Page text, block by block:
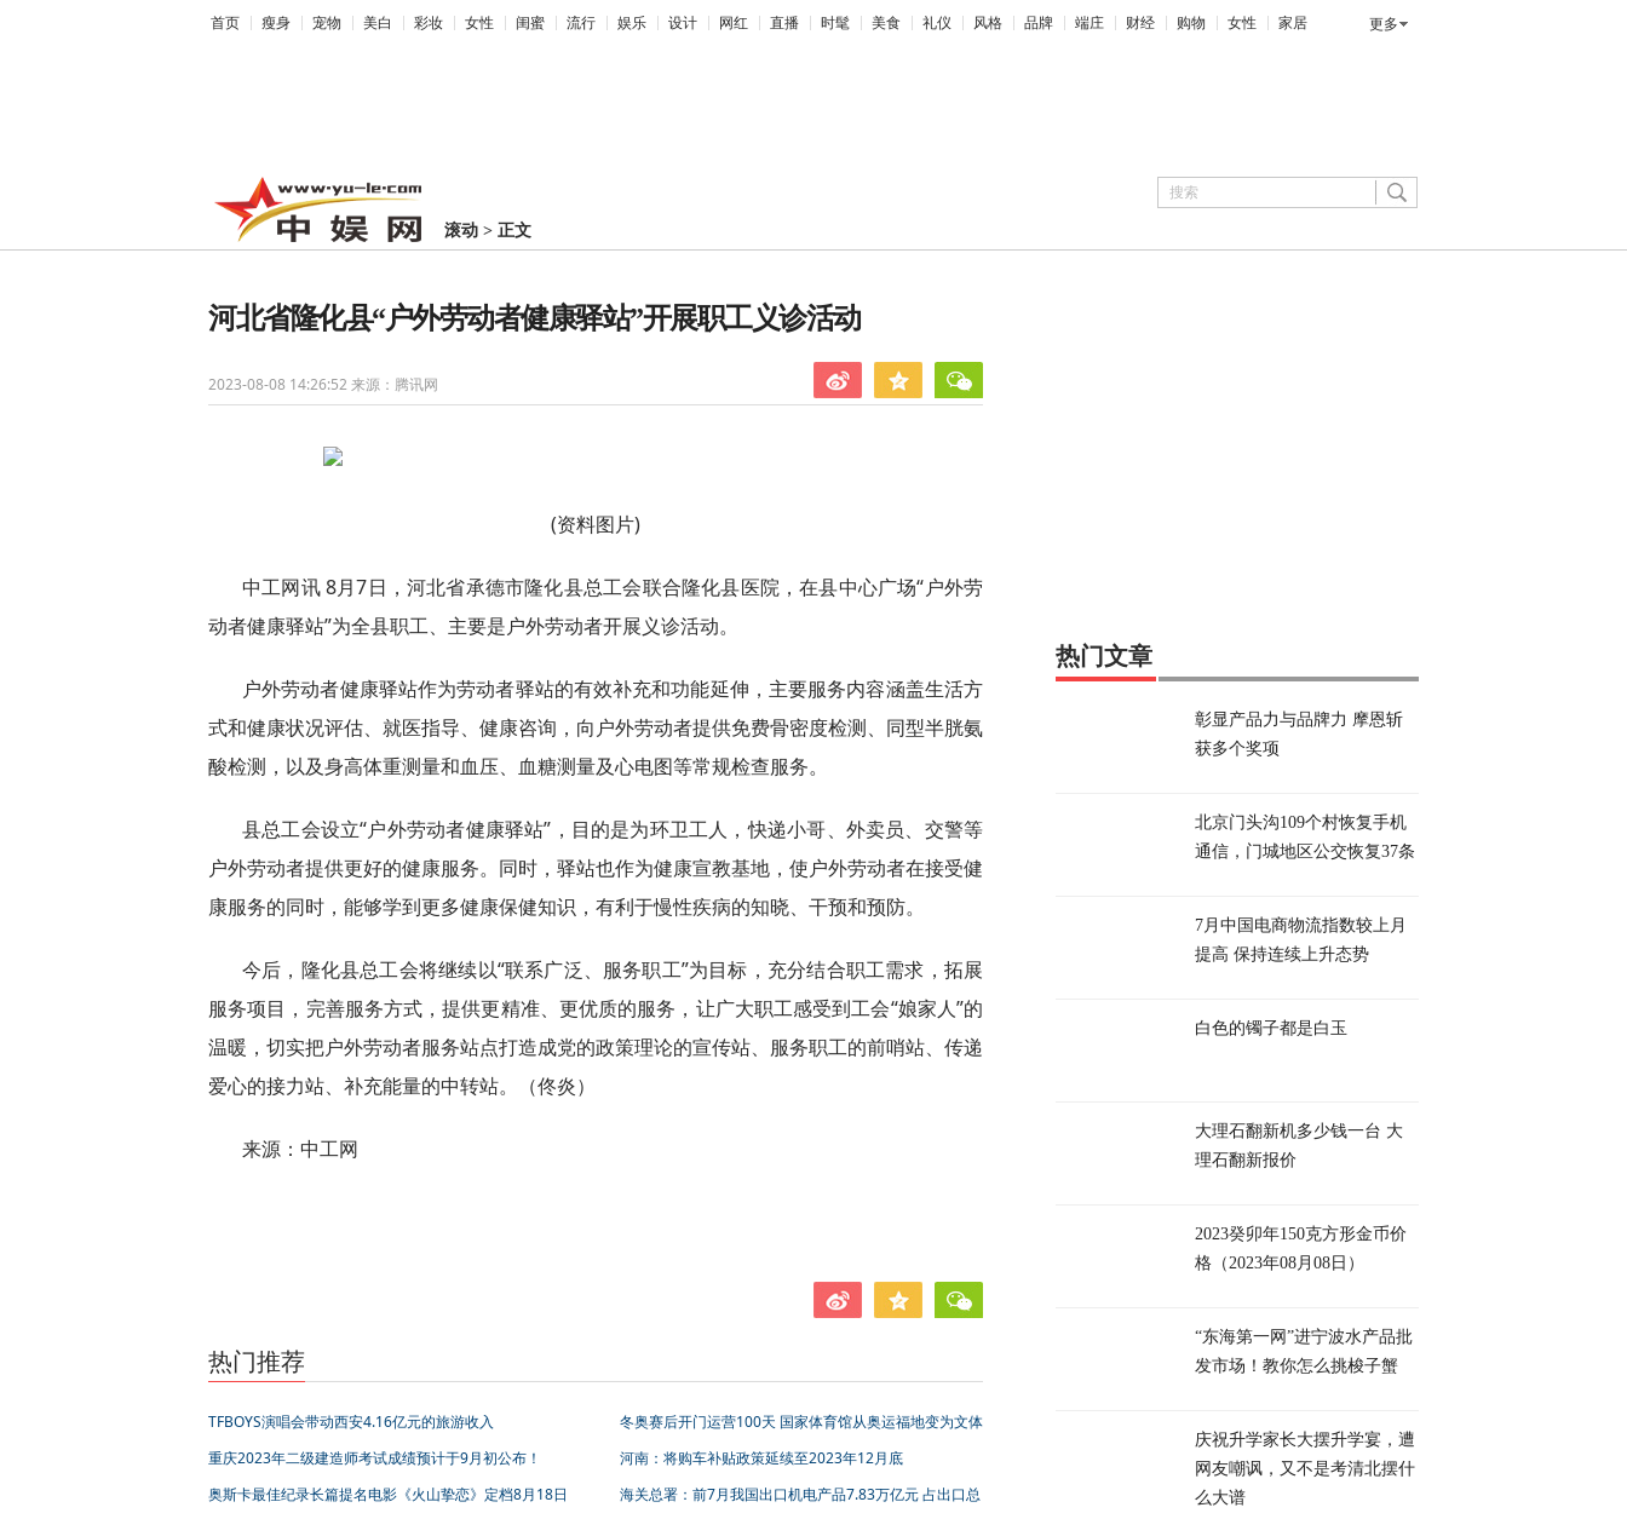
首页 瘦身 宠物 美白 彩妆 女性 闺蜜 流行 娱乐 设计 网红 直播 时髦 美食 礼仪 风格 品牌 端庄 财经 购物 女性 家居 更多
滚动 > 正文
河北省隆化县“户外劳动者健康驿站”开展职工义诊活动
2023-08-08 14:26:52 来源：腾讯网
(资料图片)
中工网讯 8月7日，河北省承德市隆化县总工会联合隆化县医院，在县中心广场“户外劳
动者健康驿站”为全县职工、主要是户外劳动者开展义诊活动。
户外劳动者健康驿站作为劳动者驿站的有效补充和功能延伸，主要服务内容涵盖生活方
式和健康状况评估、就医指导、健康咨询，向户外劳动者提供免费骨密度检测、同型半胱氨
酸检测，以及身高体重测量和血压、血糖测量及心电图等常规检查服务。
县总工会设立“户外劳动者健康驿站”，目的是为环卫工人，快递小哥、外卖员、交警等
户外劳动者提供更好的健康服务。同时，驿站也作为健康宣教基地，使户外劳动者在接受健
康服务的同时，能够学到更多健康保健知识，有利于慢性疾病的知晓、干预和预防。
今后，隆化县总工会将继续以“联系广泛、服务职工”为目标，充分结合职工需求，拓展
服务项目，完善服务方式，提供更精准、更优质的服务，让广大职工感受到工会“娘家人”的
温暖，切实把户外劳动者服务站点打造成党的政策理论的宣传站、服务职工的前哨站、传递
爱心的接力站、补充能量的中转站。（佟炎）
来源：中工网
热门推荐
TFBOYS演唱会带动西安4.16亿元的旅游收入
冬奥赛后开门运营100天 国家体育馆从奥运福地变为文体
重庆2023年二级建造师考试成绩预计于9月初公布！
河南：将购车补贴政策延续至2023年12月底
奥斯卡最佳纪录长篇提名电影《火山挚恋》定档8月18日
海关总署：前7月我国出口机电产品7.83万亿元 占出口总
热门文章
彰显产品力与品牌力 摩恩斩
获多个奖项
北京门头沟109个村恢复手机
通信，门城地区公交恢复37条
7月中国电商物流指数较上月
提高 保持连续上升态势
白色的镯子都是白玉
大理石翻新机多少钱一台 大
理石翻新报价
2023癸卯年150克方形金币价
格（2023年08月08日）
“东海第一网”进宁波水产品批
发市场！教你怎么挑梭子蟹
庆祝升学家长大摆升学宴，遭
网友嘲讽，又不是考清北摆什
么大谱